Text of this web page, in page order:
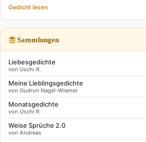
Gedicht lesen
Sammlungen
Liebesgedichte
von Uschi R.
Meine Lieblingsgedichte
von Gudrun Nagel-Wiemer
Monatsgedichte
von Uschi R.
Weise Sprüche 2.0
von Andreas